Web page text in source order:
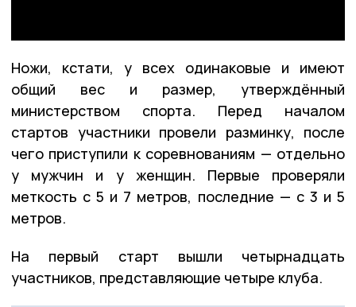
Ножи, кстати, у всех одинаковые и имеют
общий вес и размер, утверждённый
министерством спорта. Перед началом
стартов участники провели разминку, после
чего приступили к соревнованиям — отдельно
у мужчин и у женщин. Первые проверяли
меткость с 5 и 7 метров, последние — с 3 и 5
метров.
На первый старт вышли четырнадцать
участников, представляющие четыре клуба.